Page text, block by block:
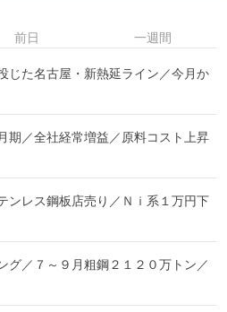
じた名古屋・新熱延ライン／今月か
期／全社経常増益／原料コスト上昇
ンレス鋼板店売り／Ｎｉ系１万円下
グ／７～９月粗鋼２１２０万トン／
前日 一週間